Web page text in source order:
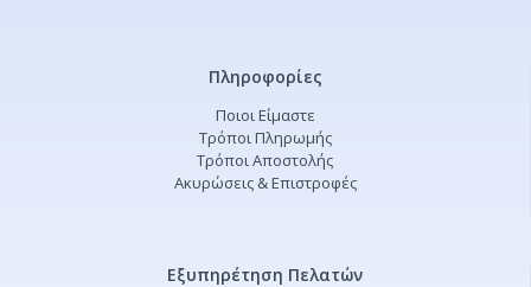
Πληροφορίες
Ποιοι Είμαστε
Τρόποι Πληρωμής
Τρόποι Αποστολής
Ακυρώσεις & Επιστροφές
Εξυπηρέτηση Πελατών